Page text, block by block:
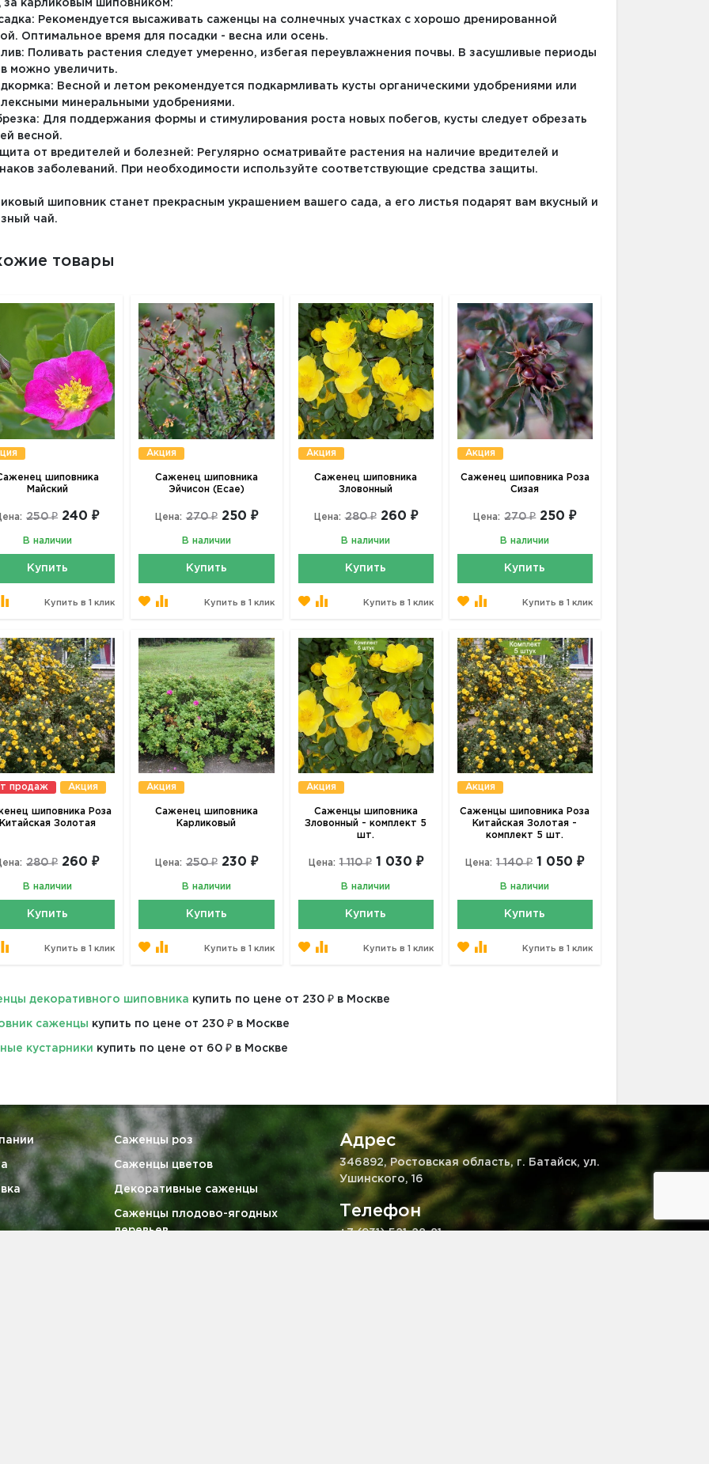
за карликовым шиповником:
Рекомендуется высаживать саженцы на солнечных участках с хорошо дренированной
Оптимальное время для посадки - весна или осень.
Поливать растения следует умеренно, избегая переувлажнения почвы. В засушливые периоды
можно увеличить.
Весной и летом рекомендуется подкармливать кусты органическими удобрениями или
минеральными удобрениями.
Для поддержания формы и стимулирования роста новых побегов, кусты следует обрезать
весной.
от вредителей и болезней: Регулярно осматривайте растения на наличие вредителей и
заболеваний. При необходимости используйте соответствующие средства защиты.
шиповник станет прекрасным украшением вашего сада, а его листья подарят вам вкусный и
чай.
товары
шиповника
Майский
250 ₽ 240 ₽
В наличии
Купить
Купить в 1 клик
Акция
Саженец шиповника
Эйчисон (Ecae)
Цена: 270 ₽ 250 ₽
В наличии
Купить
Купить в 1 клик
Акция
Саженец шиповника
Зловонный
Цена: 280 ₽ 260 ₽
В наличии
Купить
Купить в 1 клик
Акция
Саженец шиповника Роза
Сизая
Цена: 270 ₽ 250 ₽
В наличии
Купить
Купить в 1 клик
продаж Акция
шиповника Роза
Золотая
280 ₽ 260 ₽
В наличии
Купить
Купить в 1 клик
Акция
Саженец шиповника
Карликовый
Цена: 250 ₽ 230 ₽
В наличии
Купить
Купить в 1 клик
Акция
Саженцы шиповника
Зловонный - комплект 5
шт.
Цена: 1 110 ₽ 1 030 ₽
В наличии
Купить
Купить в 1 клик
Акция
Саженцы шиповника Роза
Китайская Золотая -
комплект 5 шт.
Цена: 1 140 ₽ 1 050 ₽
В наличии
Купить
Купить в 1 клик
декоративного шиповника купить по цене от 230 ₽ в Москве
саженцы купить по цене от 230 ₽ в Москве
кустарники купить по цене от 60 ₽ в Москве
Саженцы роз
Саженцы цветов
Декоративные саженцы
Саженцы плодово-ягодных
деревьев
Адрес
346892, Ростовская область, г. Батайск, ул.
Ушинского, 16
Телефон
+7 (931) 521-28-81